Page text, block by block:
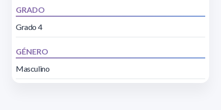
GRADO
Grado 4
GÉNERO
Masculino